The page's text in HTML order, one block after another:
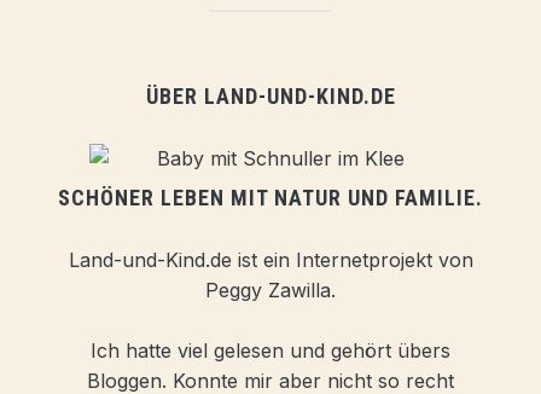
ÜBER LAND-UND-KIND.DE
SCHÖNER LEBEN MIT NATUR UND FAMILIE.
Land-und-Kind.de ist ein Internetprojekt von
Peggy Zawilla.
Ich hatte viel gelesen und gehört übers
Bloggen. Konnte mir aber nicht so recht